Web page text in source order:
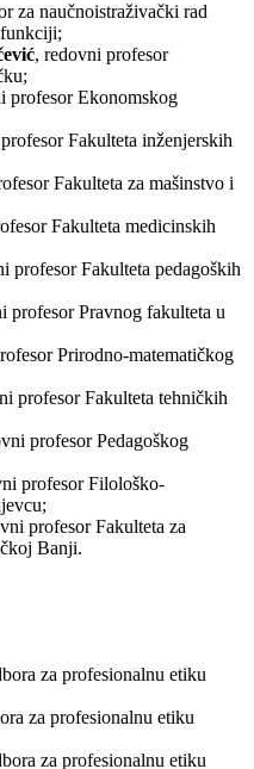
za naučnoistraživački rad
, redovni profesor
profesor Ekonomskog
Fakulteta inženjerskih
Fakulteta za mašinstvo i
Fakulteta medicinskih
profesor Fakulteta pedagoških
profesor Pravnog fakulteta u
Prirodno-matematičkog
profesor Fakulteta tehničkih
profesor Pedagoškog
profesor Filološko-
profesor Fakulteta za
Banji.
za profesionalnu etiku
za profesionalnu etiku
za profesionalnu etiku